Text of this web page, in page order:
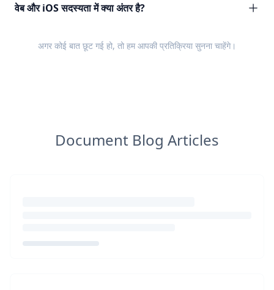
वेब और iOS सदस्यता में क्या अंतर है?
अगर कोई बात छूट गई हो, तो हम आपकी प्रतिक्रिया सुनना चाहेंगे।
Document Blog Articles